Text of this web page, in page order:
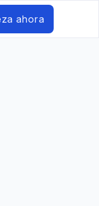
ahora